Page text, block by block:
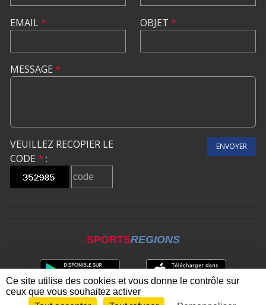
EMAIL* OBJET *
MESSAGE *
VEUILLEZ RECOPIER LE
CODE * :
ENVOYER
SPORTSREGIONS
Ce site utilise des cookies et vous donne le contrôle sur
ceux que vous souhaitez activer